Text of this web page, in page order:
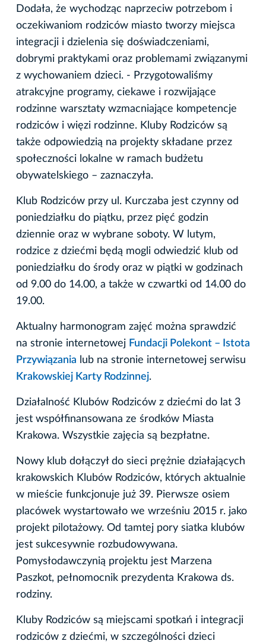
Dodała, że wychodząc naprzeciw potrzebom i
oczekiwaniom rodziców miasto tworzy miejsca
integracji i dzielenia się doświadczeniami,
dobrymi praktykami oraz problemami związanymi
z wychowaniem dzieci. - Przygotowaliśmy
atrakcyjne programy, ciekawe i rozwijające
rodzinne warsztaty wzmacniające kompetencje
rodziców i więzi rodzinne. Kluby Rodziców są
także odpowiedzią na projekty składane przez
społeczności lokalne w ramach budżetu
obywatelskiego – zaznaczyła.
Klub Rodziców przy ul. Kurczaba jest czynny od
poniedziałku do piątku, przez pięć godzin
dziennie oraz w wybrane soboty. W lutym,
rodzice z dziećmi będą mogli odwiedzić klub od
poniedziałku do środy oraz w piątki w godzinach
od 9.00 do 14.00, a także w czwartki od 14.00 do
19.00.
Aktualny harmonogram zajęć można sprawdzić
na stronie internetowej Fundacji Polekont – Istota
Przywiązania lub na stronie internetowej serwisu
Krakowskiej Karty Rodzinnej.
Działalność Klubów Rodziców z dziećmi do lat 3
jest współfinansowana ze środków Miasta
Krakowa. Wszystkie zajęcia są bezpłatne.
Nowy klub dołączył do sieci prężnie działających
krakowskich Klubów Rodziców, których aktualnie
w mieście funkcjonuje już 39. Pierwsze osiem
placówek wystartowało we wrześniu 2015 r. jako
projekt pilotażowy. Od tamtej pory siatka klubów
jest sukcesywnie rozbudowywana.
Pomysłodawczynią projektu jest Marzena
Paszkot, pełnomocnik prezydenta Krakowa ds.
rodziny.
Kluby Rodziców są miejscami spotkań i integracji
rodziców z dziećmi, w szczególności dzieci